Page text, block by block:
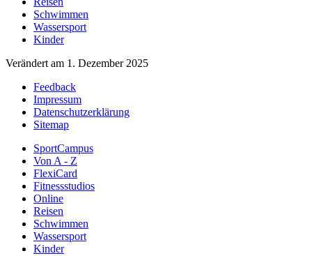
Schwimmen
Wassersport
Kinder
Verändert am 1. Dezember 2025
Feedback
Impressum
Datenschutzerklärung
Sitemap
SportCampus
Von A - Z
FlexiCard
Fitnessstudios
Online
Reisen
Schwimmen
Wassersport
Kinder